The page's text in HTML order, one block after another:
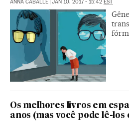
ANNA CABALLÉ JAN 10, 2017 - 15:42 EST
Os melhores livros em
anos (mas você pode lê-